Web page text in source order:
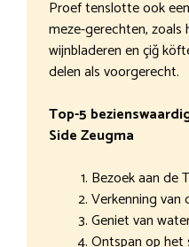
Proef tenslotte ook
meze-gerechten, zoals
wijnbladeren en çiğ
delen als voorgerecht.
Top-5
Side Zeugma
Bezoek aan de
Verkenning van
Geniet van
Ontspan op het